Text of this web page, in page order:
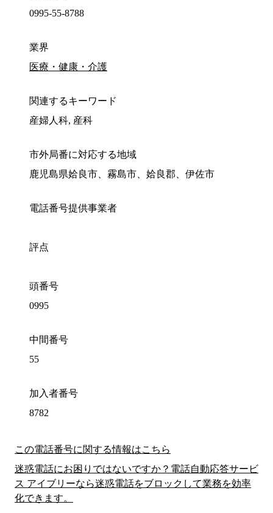
0995-55-8788
業界
医療・健康・介護
関連するキーワード
産婦人科, 産科
市外局番に対応する地域
鹿児島県姶良市、霧島市、姶良郡、伊佐市
電話番号提供事業者
評点
頭番号
0995
中間番号
55
加入者番号
8782
この電話番号に関する情報はこちら
迷惑電話にお困りではないですか？電話自動応答サービ
ス アイブリーなら迷惑電話をブロックして業務を効率
化できます。